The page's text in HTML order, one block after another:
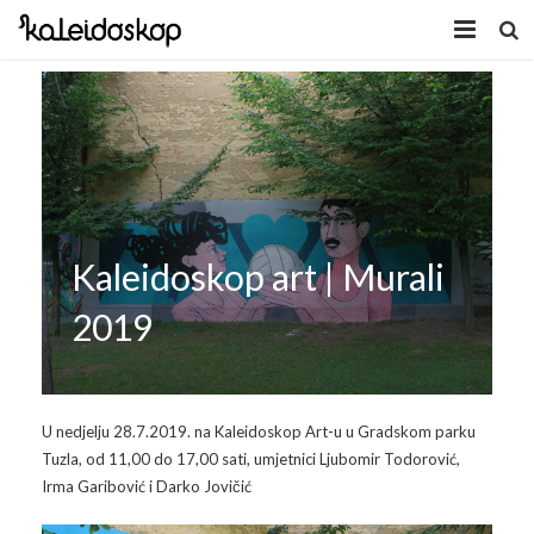
Home
Novosti
O nama
Program
Kaleidoskop Art
Radionice
Koncert
Volonteri
Dobrodošli u Tuzlu
Video 2009.
Video 2010.
Naša galerija
Galerija 2009
Facebook
Kaleidoskop art | Murali
2019
U nedjelju 28.7.2019. na Kaleidoskop Art-u u Gradskom parku
Tuzla, od 11,00 do 17,00 sati, umjetnici Ljubomir Todorović,
Irma Garibović i Darko Jovičić